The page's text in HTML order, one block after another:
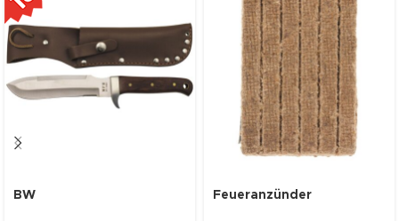
BW
Feueranzünder